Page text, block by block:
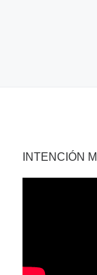
INTENCIÓN